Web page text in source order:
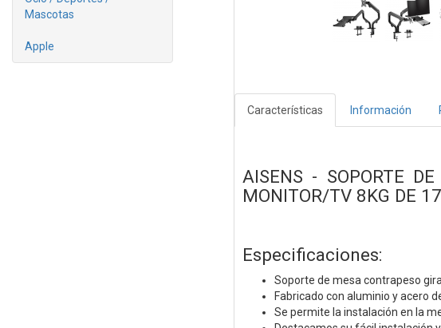
Mascotas
Apple
Características Información
AISENS - SOPORTE
MONITOR/TV 8KG DE
Especificaciones:
Soporte de mesa contrapeso
Fabricado con aluminio y acero
Se permite la instalación en la